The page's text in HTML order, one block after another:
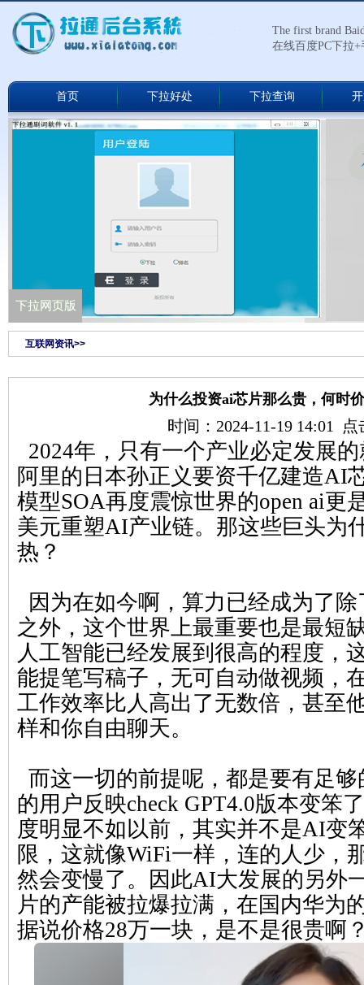
The first brand
在线百度PC下拉
首页 下拉好处 下拉查询
下拉通网络版
下拉网页版
互联网资讯>>
为什么投资ai芯片那么贵，何时
时间：2024-11-19 14:01
2024年，只有一个产业必定发展
阿里的日本孙正义要资千亿建造AI
模型SOA再度震惊世界的open ai更
美元重塑AI产业链。那这些巨头为
热？
因为在如今啊，算力已经成为了
之外，这个世界上最重要也是最短
人工智能已经发展到很高的程度，
能提笔写稿子，无可自动做视频，
工作效率比人高出了无数倍，甚至
样和你自由聊天。
而这一切的前提呢，都是要有足
的用户反映check GPT4.0版本变笨
度明显不如以前，其实并不是AI变
限，这就像WiFi一样，连的人少，
然会变慢了。因此AI大发展的另外
片的产能被拉爆拉满，在国内华为
据说价格28万一块，是不是很贵啊